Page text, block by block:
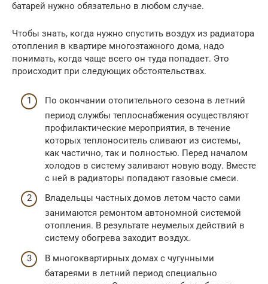
батарей нужно обязательно в любом случае.
Чтобы знать, когда нужно спустить воздух из радиатора
отопления в квартире многоэтажного дома, надо
понимать, когда чаще всего он туда попадает. Это
происходит при следующих обстоятельствах.
По окончании отопительного сезона в летний
период службы теплоснабжения осуществляют
профилактические мероприятия, в течение
которых теплоноситель сливают из системы,
как частично, так и полностью. Перед началом
холодов в систему заливают новую воду. Вместе
с ней в радиаторы попадают газовые смеси.
Владельцы частных домов летом часто сами
занимаются ремонтом автономной системой
отопления. В результате неумелых действий в
систему обогрева заходит воздух.
В многоквартирных домах с чугунными
батареями в летний период специально